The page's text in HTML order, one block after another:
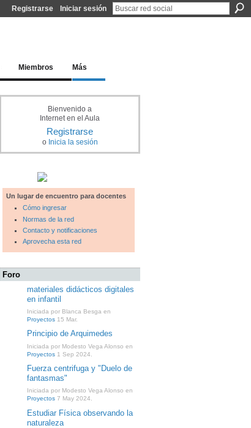
Registrarse Iniciar sesión
Miembros Más
Bienvenido a
Internet en el Aula
Registrarse
o Inicia la sesión
Un lugar de encuentro para docentes
Cómo ingresar
Normas de la red
Contacto y notificaciones
Aprovecha esta red
Foro
materiales didácticos digitales
en infantil
Iniciada por Blanca Besga en
Proyectos 15 Mar.
Principio de Arquimedes
Iniciada por Modesto Vega Alonso en
Proyectos 1 Sep 2024.
Fuerza centrifuga y "Duelo de
fantasmas"
Iniciada por Modesto Vega Alonso en
Proyectos 7 May 2024.
Estudiar Física observando la
naturaleza